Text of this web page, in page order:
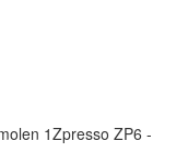
1Zpresso ZP6 -